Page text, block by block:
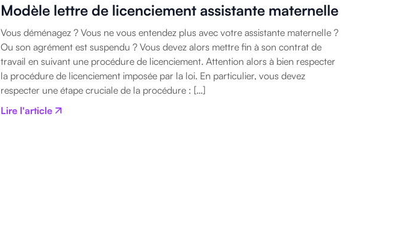
Modèle lettre de licenciement assistante maternelle
Vous déménagez ? Vous ne vous entendez plus avec votre assistante maternelle ?
Ou son agrément est suspendu ? Vous devez alors mettre fin à son contrat de
travail en suivant une procédure de licenciement. Attention alors à bien respecter
la procédure de licenciement imposée par la loi. En particulier, vous devez
respecter une étape cruciale de la procédure : […]
Lire l'article